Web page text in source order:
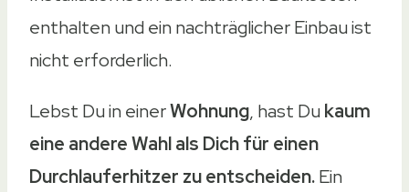
enthalten und ein nachträglicher Einbau ist
nicht erforderlich.
Lebst Du in einerWohnung, hast Dukaum
eine andere Wahl als Dich für einen
Durchlauferhitzer zu entscheiden.Ein